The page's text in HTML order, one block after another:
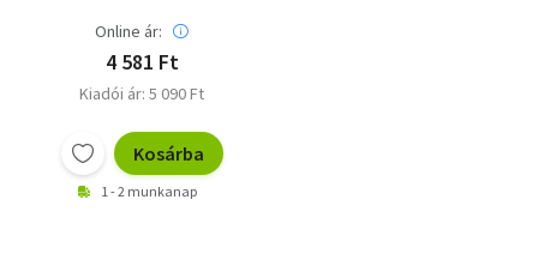
Online ár:
4 581 Ft
Kiadói ár: 5 090 Ft
Kosárba
1 - 2 munkanap